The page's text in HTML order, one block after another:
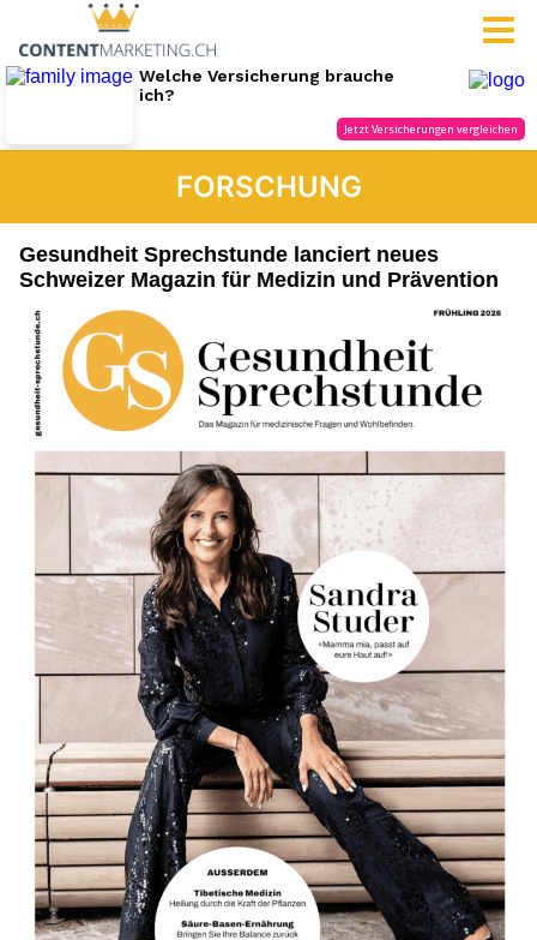
FORSCHUNG
Gesundheit Sprechstunde lanciert neues
Schweizer Magazin für Medizin und Prävention